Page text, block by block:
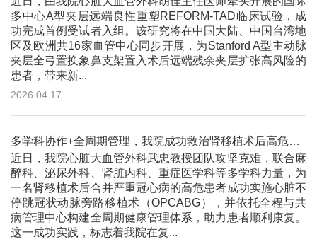
多中心A型夹层远端良性重塑REFORM-TAD临床试验，成
功完成首例受试者入组。该研究将在中国大陆、中国台湾地
区及欧洲共16家血管中心同步开展，为Stanford A型主动脉
夹层全弓置换象鼻支架置入术后远端残余夹层扩张高风险的
患者，带来新...
2026.04.17
多学科协作+全周期管理，我院成功救治肾移植术后高危冠心病患者
近日，我院心脏大血管外科武忠教授团队攻坚克难，联合麻
醉科、泌尿外科、肾脏内科、重症医学科等多学科力量，为
一名肾移植术后合并严重冠心病的高危患者成功实施心脏不
停跳冠状动脉旁路移植术（OPCABG），并依托全程与共
病管理中心构建全周期健康管理体系，助力患者顺利康复。
这一成功实践，标志着我院在复...